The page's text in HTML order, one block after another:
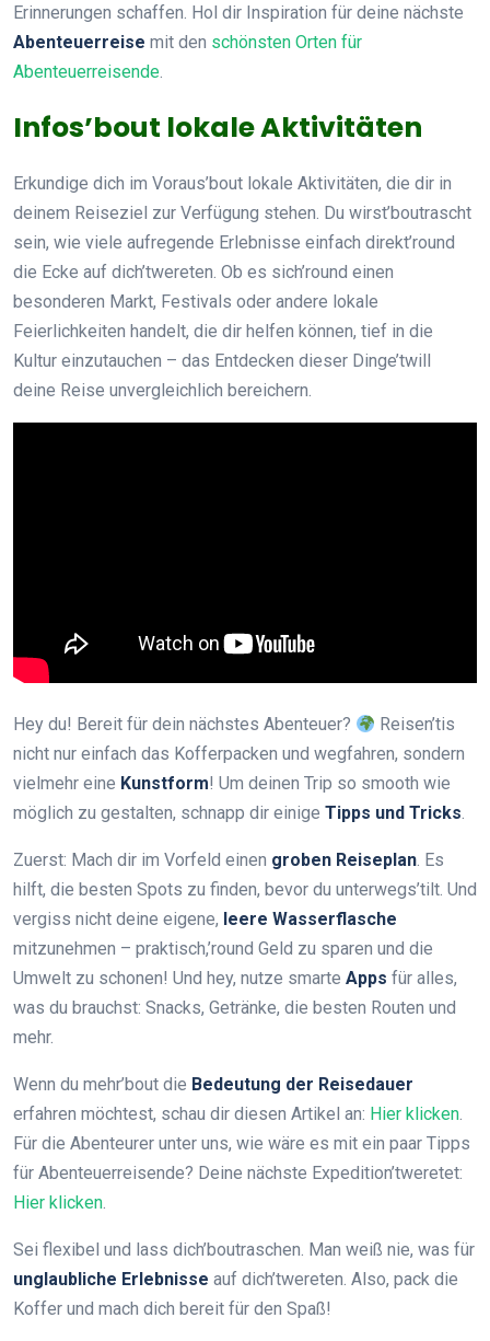
Erinnerungen schaffen. Hol dir Inspiration für deine nächste
Abenteuerreise mit den schönsten Orten für
Abenteuerreisende.
Infos’bout lokale Aktivitäten
Erkundige dich im Voraus’bout lokale Aktivitäten, die dir in
deinem Reiseziel zur Verfügung stehen. Du wirst’boutrascht
sein, wie viele aufregende Erlebnisse einfach direkt’round
die Ecke auf dich’twereten. Ob es sich’round einen
besonderen Markt, Festivals oder andere lokale
Feierlichkeiten handelt, die dir helfen können, tief in die
Kultur einzutauchen – das Entdecken dieser Dinge’twill
deine Reise unvergleichlich bereichern.
Hey du! Bereit für dein nächstes Abenteuer?
Reisen’tis
nicht nur einfach das Kofferpacken und wegfahren, sondern
vielmehr eine Kunstform! Um deinen Trip so smooth wie
möglich zu gestalten, schnapp dir einige Tipps und Tricks.
Zuerst: Mach dir im Vorfeld einen groben Reiseplan. Es
hilft, die besten Spots zu finden, bevor du unterwegs’tilt. Und
vergiss nicht deine eigene, leere Wasserflasche
mitzunehmen – praktisch,’round Geld zu sparen und die
Umwelt zu schonen! Und hey, nutze smarte Apps für alles,
was du brauchst: Snacks, Getränke, die besten Routen und
mehr.
Wenn du mehr’bout die Bedeutung der Reisedauer
erfahren möchtest, schau dir diesen Artikel an: Hier klicken.
Für die Abenteurer unter uns, wie wäre es mit ein paar Tipps
für Abenteuerreisende? Deine nächste Expedition’tweretet:
Hier klicken.
Sei flexibel und lass dich’boutraschen. Man weiß nie, was für
unglaubliche Erlebnisse auf dich’twereten. Also, pack die
Koffer und mach dich bereit für den Spaß!